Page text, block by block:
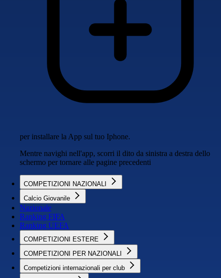
per installare la App sul tuo Iphone.
Mentre navighi nell'app, scorri il dito da sinistra a destra dello
schermo per tornare alle pagine precedenti
COMPETIZIONI NAZIONALI
Calcio Giovanile
Nazionale
Ranking FIFA
Ranking UEFA
COMPETIZIONI ESTERE
COMPETIZIONI PER NAZIONALI
Competizioni internazionali per club